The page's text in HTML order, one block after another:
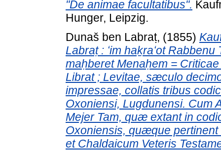
"De animae facultatibus".
Hunger, Leipzig.
Dunaš ben Labraṭ, (1855)
Labraṭ : ʻim haḵraʻot
maḥberet Menaḥem =
Librat ; Levitae, sæculo
impressae, collatis tribus
Oxoniensi, Lugdunensi. Cum
Mejer Tam, quæ extant in
Oxoniensis, quæque
et Chaldaicum Veteris